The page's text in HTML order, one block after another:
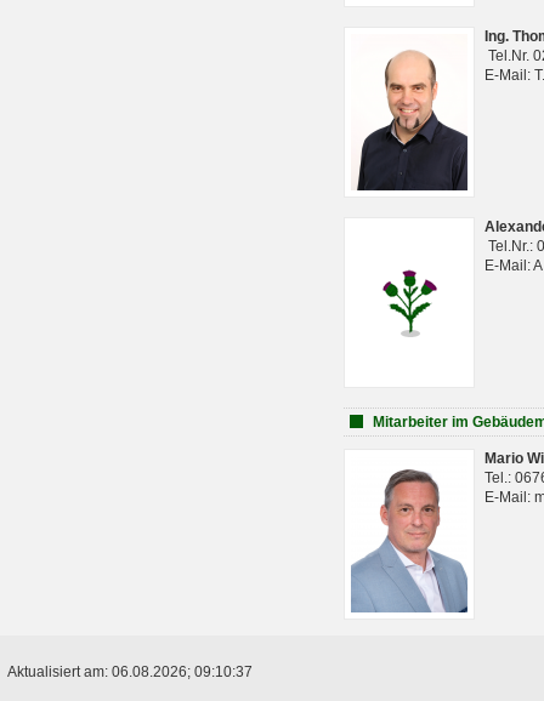
Ing.
Tel.Nr.
E-Mail:
Tel.Nr.:
E-Mail:
Mitarbeiter im
Mario
Tel.:
E-Mail:
Aktualisiert am: 06.08.2026; 09:10:37